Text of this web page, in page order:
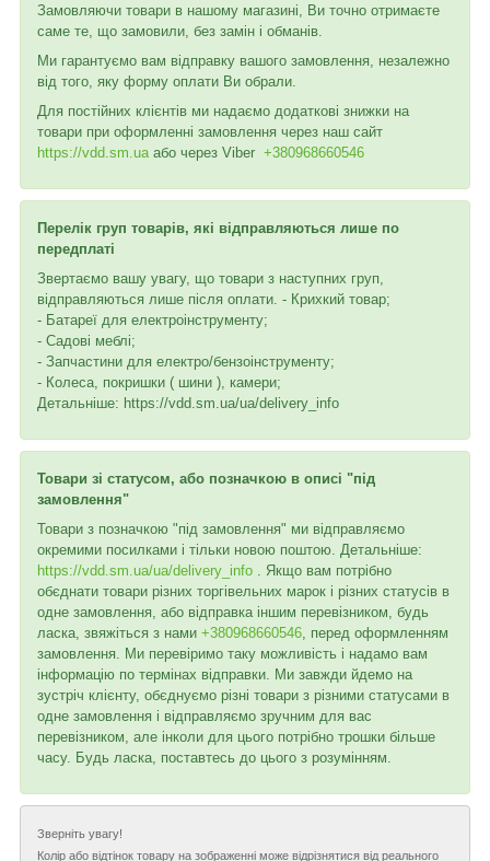
Замовляючи товари в нашому магазині, Ви точно отримаєте
саме те, що замовили, без замін і обманів.
Ми гарантуємо вам відправку вашого замовлення, незалежно
від того, яку форму оплати Ви обрали.
Для постійних клієнтів ми надаємо додаткові знижки на
товари при оформленні замовлення через наш сайт
https://vdd.sm.ua або через Viber +380968660546
Перелік груп товарів, які відправляються лише по
передплаті
Звертаємо вашу увагу, що товари з наступних груп,
відправляються лише після оплати. - Крихкий товар;
- Батареї для електроінструменту;
- Садові меблі;
- Запчастини для електро/бензоінструменту;
- Колеса, покришки ( шини ), камери;
Детальніше: https://vdd.sm.ua/ua/delivery_info
Товари зі статусом, або позначкою в описі "під
замовлення"
Товари з позначкою "під замовлення" ми відправляємо
окремими посилками і тільки новою поштою. Детальніше:
https://vdd.sm.ua/ua/delivery_info . Якщо вам потрібно
обєднати товари різних торгівельних марок і різних статусів в
одне замовлення, або відправка іншим перевізником, будь
ласка, звяжіться з нами +380968660546 , перед оформленням
замовлення. Ми перевіримо таку можливість і надамо вам
інформацію по термінах відправки. Ми завжди йдемо на
зустріч клієнту, обєднуємо різні товари з різними статусами в
одне замовлення і відправляємо зручним для вас
перевізником, але інколи для цього потрібно трошки більше
часу. Будь ласка, поставтесь до цього з розумінням.
Зверніть увагу!
Колір або відтінок товару на зображенні може відрізнятися від реального